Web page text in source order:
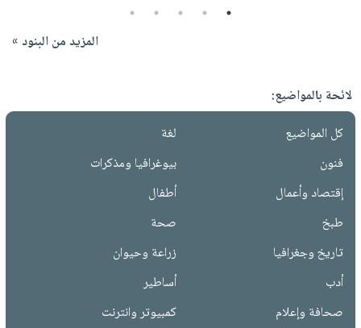
1
2
3
4
5
المزيد من البنود »
لائحة بالمواضيع:
كل المواضيع
لغة
فنون
بيوغرافيا ومذكرات
إقتصاد وأعمال
أطفال
طبخ
صحة
تاريخ وجغرافيا
زراعة وحيوان
أدب
أساطير
صحافة وإعلام
كمبيوتر وانترنت